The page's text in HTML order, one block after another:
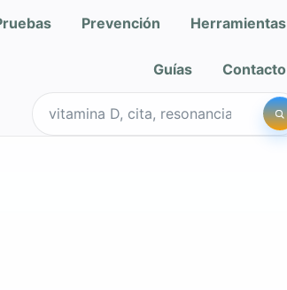
Prevención Herramientas
Guías Contacto
Buscar en Quiro Salud